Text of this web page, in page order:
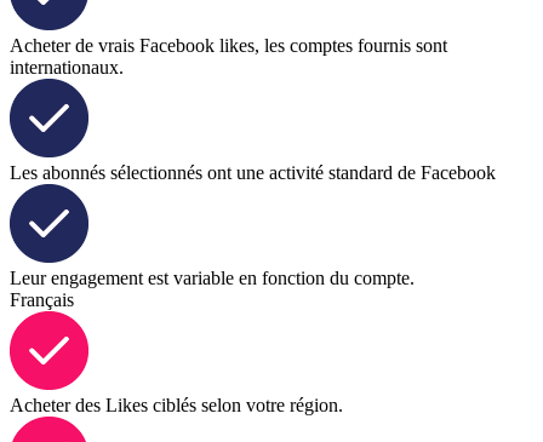
Acheter de vrais Facebook likes, les comptes fournis sont
internationaux.
Les abonnés sélectionnés ont une activité standard de Facebook
Leur engagement est variable en fonction du compte.
Français
Acheter des Likes ciblés selon votre région.